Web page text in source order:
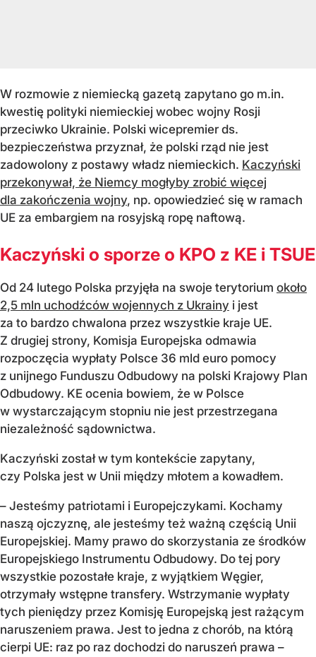
W rozmowie z niemiecką gazetą zapytano go m.in.
kwestię polityki niemieckiej wobec wojny Rosji
przeciwko Ukrainie. Polski wicepremier ds.
bezpieczeństwa przyznał, że polski rząd nie jest
zadowolony z postawy władz niemieckich. Kaczyński
przekonywał, że Niemcy mogłyby zrobić więcej
dla zakończenia wojny, np. opowiedzieć się w ramach
UE za embargiem na rosyjską ropę naftową.
Kaczyński o sporze o KPO z KE i TSUE
Od 24 lutego Polska przyjęła na swoje terytorium około
2,5 mln uchodźców wojennych z Ukrainy i jest
za to bardzo chwalona przez wszystkie kraje UE.
Z drugiej strony, Komisja Europejska odmawia
rozpoczęcia wypłaty Polsce 36 mld euro pomocy
z unijnego Funduszu Odbudowy na polski Krajowy Plan
Odbudowy. KE ocenia bowiem, że w Polsce
w wystarczającym stopniu nie jest przestrzegana
niezależność sądownictwa.
Kaczyński został w tym kontekście zapytany,
czy Polska jest w Unii między młotem a kowadłem.
– Jesteśmy patriotami i Europejczykami. Kochamy
naszą ojczyznę, ale jesteśmy też ważną częścią Unii
Europejskiej. Mamy prawo do skorzystania ze środków
Europejskiego Instrumentu Odbudowy. Do tej pory
wszystkie pozostałe kraje, z wyjątkiem Węgier,
otrzymały wstępne transfery. Wstrzymanie wypłaty
tych pieniędzy przez Komisję Europejską jest rażącym
naruszeniem prawa. Jest to jedna z chorób, na którą
cierpi UE: raz po raz dochodzi do naruszeń prawa –